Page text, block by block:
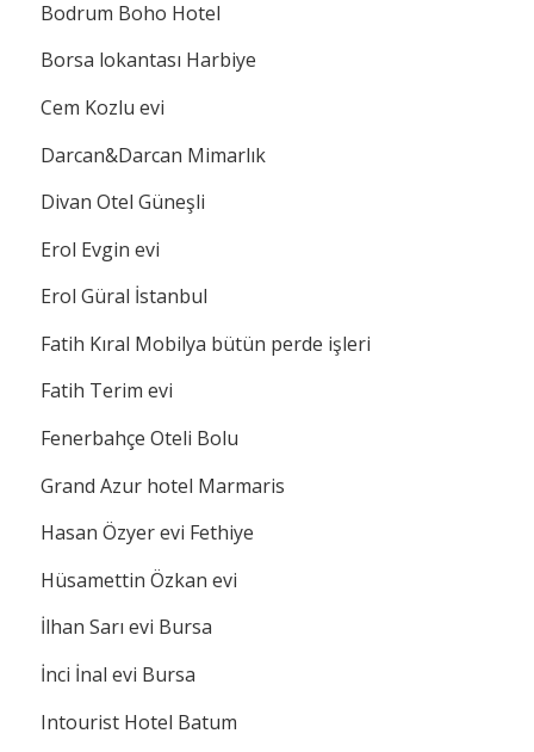
Bodrum Boho Hotel
Borsa lokantası Harbiye
Cem Kozlu evi
Darcan&Darcan Mimarlık
Divan Otel Güneşli
Erol Evgin evi
Erol Güral İstanbul
Fatih Kıral Mobilya bütün perde işleri
Fatih Terim evi
Fenerbahçe Oteli Bolu
Grand Azur hotel Marmaris
Hasan Özyer evi Fethiye
Hüsamettin Özkan evi
İlhan Sarı evi Bursa
İnci İnal evi Bursa
Intourist Hotel Batum